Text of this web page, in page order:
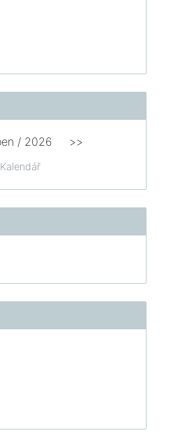
Kalendář
/ 2026 >>